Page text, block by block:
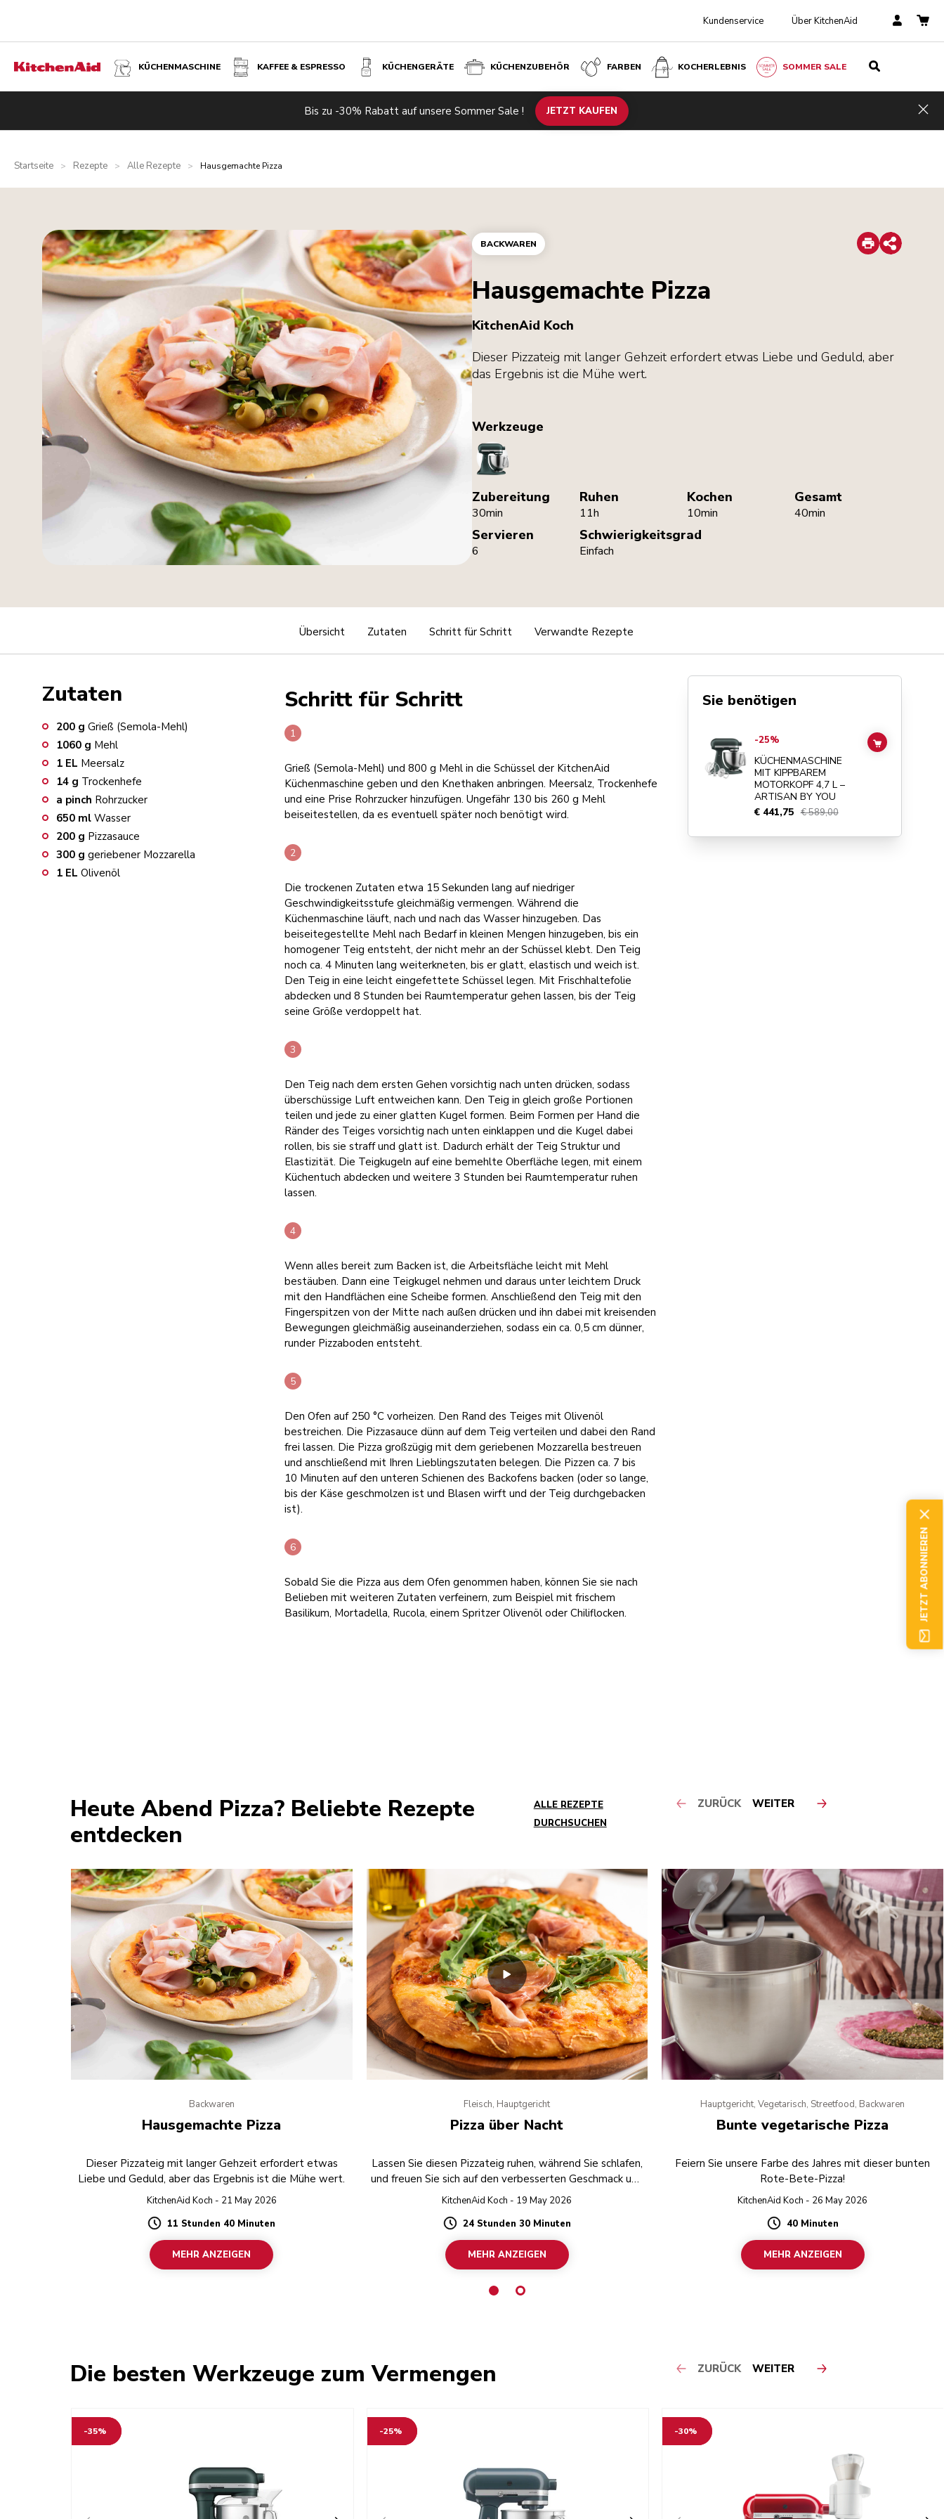
Kundenservice Über KitchenAid
KÜCHENMASCHINE KAFFEE & ESPRESSO KÜCHENGERÄTE KÜCHENZUBEHÖR FARBEN KOCHERLEBNIS SOMMER SALE
Bis zu -30% Rabatt auf unsere Sommer Sale ! JETZT KAUFEN
Startseite > Rezepte > Alle Rezepte > Hausgemachte Pizza
BACKWAREN Print
Share
Hausgemachte Pizza
KitchenAid Koch
Dieser Pizzateig mit langer Gehzeit erfordert etwas Liebe und Geduld, aber
das Ergebnis ist die Mühe wert.
Werkzeuge
StandMixer
Zubereitung
30min
Ruhen
11h
Kochen
10min
Gesamt
40min
Servieren
6
Schwierigkeitsgrad
Einfach
Übersicht Zutaten Schritt für Schritt Verwandte Rezepte
Zutaten
200 g Grieß (Semola-Mehl)
1060 g Mehl
1 EL Meersalz
14 g Trockenhefe
a pinch Rohrzucker
650 ml Wasser
200 g Pizzasauce
300 g geriebener Mozzarella
1 EL Olivenöl
Schritt für Schritt
Grieß (Semola-Mehl) und 800 g Mehl in die Schüssel der KitchenAid
Küchenmaschine geben und den Knethaken anbringen. Meersalz, Trockenhefe
und eine Prise Rohrzucker hinzufügen. Ungefähr 130 bis 260 g Mehl
beiseitestellen, da es eventuell später noch benötigt wird.
Die trockenen Zutaten etwa 15 Sekunden lang auf niedriger
Geschwindigkeitsstufe gleichmäßig vermengen. Während die
Küchenmaschine läuft, nach und nach das Wasser hinzugeben. Das
beiseitegestellte Mehl nach Bedarf in kleinen Mengen hinzugeben, bis ein
homogener Teig entsteht, der nicht mehr an der Schüssel klebt. Den Teig
noch ca. 4 Minuten lang weiterkneten, bis er glatt, elastisch und weich ist.
Den Teig in eine leicht eingefettete Schüssel legen. Mit Frischhaltefolie
abdecken und 8 Stunden bei Raumtemperatur gehen lassen, bis der Teig
seine Größe verdoppelt hat.
Den Teig nach dem ersten Gehen vorsichtig nach unten drücken, sodass
überschüssige Luft entweichen kann. Den Teig in gleich große Portionen
teilen und jede zu einer glatten Kugel formen. Beim Formen per Hand die
Ränder des Teiges vorsichtig nach unten einklappen und die Kugel dabei
rollen, bis sie straff und glatt ist. Dadurch erhält der Teig Struktur und
Elastizität. Die Teigkugeln auf eine bemehlte Oberfläche legen, mit einem
Küchentuch abdecken und weitere 3 Stunden bei Raumtemperatur ruhen
lassen.
Wenn alles bereit zum Backen ist, die Arbeitsfläche leicht mit Mehl
bestäuben. Dann eine Teigkugel nehmen und daraus unter leichtem Druck
mit den Handflächen eine Scheibe formen. Anschließend den Teig mit den
Fingerspitzen von der Mitte nach außen drücken und ihn dabei mit kreisenden
Bewegungen gleichmäßig auseinanderziehen, sodass ein ca. 0,5 cm dünner,
runder Pizzaboden entsteht.
Den Ofen auf 250 °C vorheizen. Den Rand des Teiges mit Olivenöl
bestreichen. Die Pizzasauce dünn auf dem Teig verteilen und dabei den Rand
frei lassen. Die Pizza großzügig mit dem geriebenen Mozzarella bestreuen
und anschließend mit Ihren Lieblingszutaten belegen. Die Pizzen ca. 7 bis
10 Minuten auf den unteren Schienen des Backofens backen (oder so lange,
bis der Käse geschmolzen ist und Blasen wirft und der Teig durchgebacken
ist).
Sobald Sie die Pizza aus dem Ofen genommen haben, können Sie sie nach
Belieben mit weiteren Zutaten verfeinern, zum Beispiel mit frischem
Basilikum, Mortadella, Rucola, einem Spritzer Olivenöl oder Chiliflocken.
Sie benötigen
Go toKÜCHENMASCHINE MIT KIPPBAREM
-25%
KÜCHENMASCHINE
MIT KIPPBAREM
MOTORKOPF 4,7 L –
ARTISAN BY YOU
€ 441,75 € 589,00
ADD TO CART
Heute Abend Pizza? Beliebte Rezepte
entdecken
ALLE REZEPTE
DURCHSUCHEN
ZURÜCK WEITER
Backwaren
Hausgemachte Pizza
Dieser Pizzateig mit langer Gehzeit erfordert etwas
Liebe und Geduld, aber das Ergebnis ist die Mühe wert.
KitchenAid Koch - 21 May 2026
Duration
11 Stunden 40 Minuten
MEHR ANZEIGEN
Fleisch, Hauptgericht
Pizza über Nacht
Lassen Sie diesen Pizzateig ruhen, während Sie schlafen,
und freuen Sie sich auf den verbesserten Geschmack und
die Textur des über Nacht entstandenen Meisterwerks.
KitchenAid Koch - 19 May 2026
Duration
24 Stunden 30 Minuten
MEHR ANZEIGEN
Hauptgericht, Vegetarisch, Streetfood, Backwaren
Bunte vegetarische Pizza
Feiern Sie unsere Farbe des Jahres mit dieser bunten
Rote-Bete-Pizza!
KitchenAid Koch - 26 May 2026
Duration
40 Minuten
MEHR ANZEIGEN
Die besten Werkzeuge zum Vermengen ZURÜCK WEITER
-35% -25% -30%
JETZT ABONNIEREN